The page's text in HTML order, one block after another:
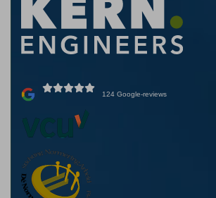
124 Google-reviews